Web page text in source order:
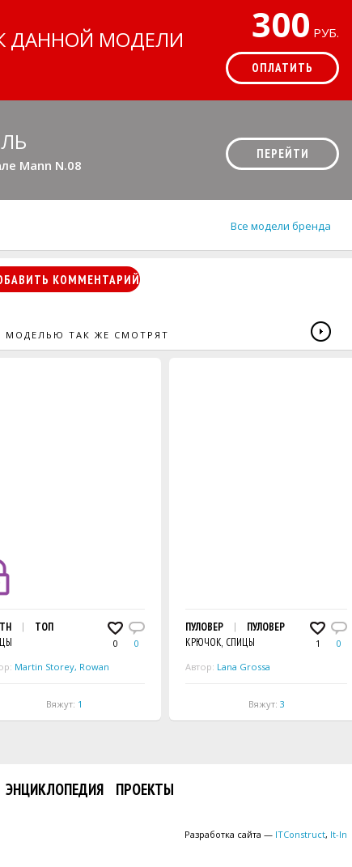
ДАННОЙ МОДЕЛИ 300 РУБ.
ОПЛАТИТЬ
Mann N.08
ПЕРЕЙТИ
Все модели бренда
КОММЕНТАРИЙ
МОДЕЛЬЮ ТАК ЖЕ СМОТРЯТ
0 0
ТОП
Martin Storey, Rowan
Вяжут: 1
1 0
ПУЛОВЕР
ПУЛОВЕР
КРЮЧОК, СПИЦЫ
Автор: Lana Grossa
Вяжут: 3
ЭНЦИКЛОПЕДИЯ ПРОЕКТЫ
Разработка сайта — ITConstruct, It-In